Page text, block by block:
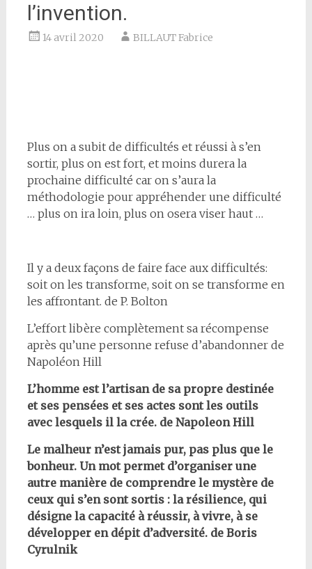
l’invention.
14 avril 2020 BILLAUT Fabrice
Plus on a subit de difficultés et réussi à s’en
sortir, plus on est fort, et moins durera la
prochaine difficulté car on s’aura la
méthodologie pour appréhender une difficulté
… plus on ira loin, plus on osera viser haut …
Il y a deux façons de faire face aux difficultés:
soit on les transforme, soit on se transforme en
les affrontant. de P. Bolton
L’effort libère complètement sa récompense
après qu’une personne refuse d’abandonner de
Napoléon Hill
L’homme est l’artisan de sa propre destinée
et ses pensées et ses actes sont les outils
avec lesquels il la crée. de Napoleon Hill
Le malheur n’est jamais pur, pas plus que le
bonheur. Un mot permet d’organiser une
autre manière de comprendre le mystère de
ceux qui s’en sont sortis : la résilience, qui
désigne la capacité à réussir, à vivre, à se
développer en dépit d’adversité. de Boris
Cyrulnik